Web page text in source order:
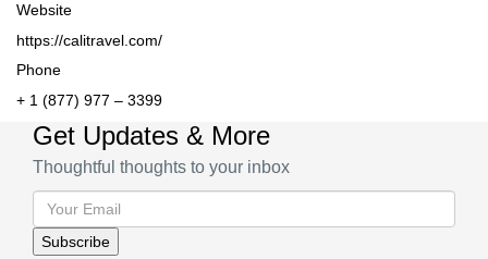
Website
https://calitravel.com/
Phone
+ 1 (877) 977 – 3399
Get Updates & More
Thoughtful thoughts to your inbox